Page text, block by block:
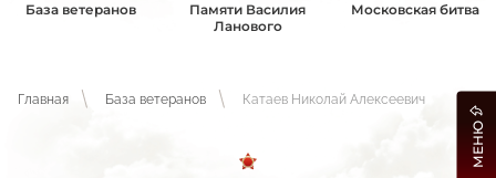
База ветеранов
Памяти Василия
Ланового
Московская битва
Главная База ветеранов Катаев Николай Алексеевич
МЕНЮ